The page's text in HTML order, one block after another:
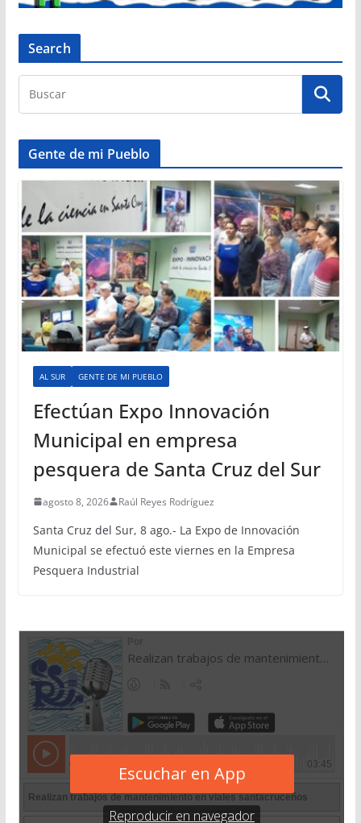
Search
Gente de mi Pueblo
AL SUR GENTE DE MI PUEBLO
Efectúan Expo Innovación
Municipal en empresa
pesquera de Santa Cruz del Sur
agosto 8, 2026 Raúl Reyes Rodríguez
Santa Cruz del Sur, 8 ago.- La Expo de Innovación
Municipal se efectuó este viernes en la Empresa
Pesquera Industrial